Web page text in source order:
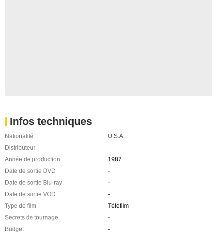
Infos techniques
Nationalité
U.S.A.
Distributeur
-
Année de production
1987
Date de sortie DVD
-
Date de sortie Blu-ray
-
Date de sortie VOD
-
Type de film
Télefilm
Secrets de tournage
-
Budget
-